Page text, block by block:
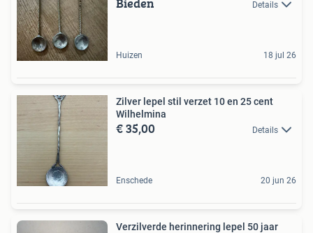
Details
Huizen 18 jul 26
Zilver lepel stil verzet 10 en 25 cent
Wilhelmina
€ 35,00 Details
Enschede 20 jun 26
Verzilverde herinnering lepel 50 jaar